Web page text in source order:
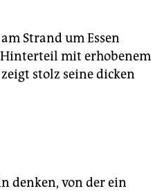
Strand um Essen
mit erhobenem
stolz seine dicken
denken, von der ein